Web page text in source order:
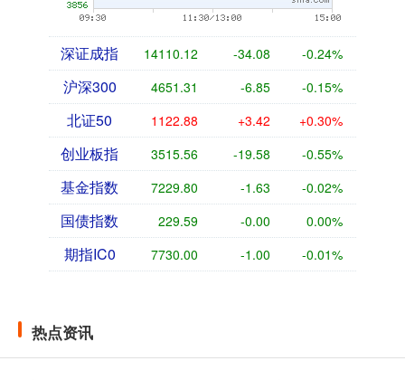
深证成指 14110.12 -34.08 -0.24%
沪深300 4651.31 -6.85 -0.15%
北证50 1122.88 +3.42 +0.30%
创业板指 3515.56 -19.58 -0.55%
基金指数 7229.80 -1.63 -0.02%
国债指数 229.59 -0.00 0.00%
期指IC0 7730.00 -1.00 -0.01%
热点资讯